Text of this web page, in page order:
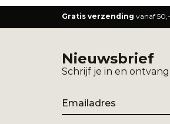
Gratis verzending vanaf 50,-
Nieuwsbrief
Schrijf je in en
Email